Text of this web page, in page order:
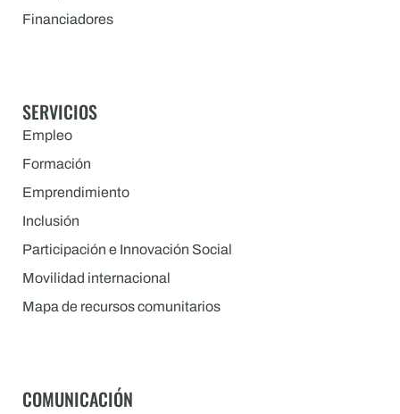
Financiadores
SERVICIOS
Empleo
Formación
Emprendimiento
Inclusión
Participación e Innovación Social
Movilidad internacional
Mapa de recursos comunitarios
COMUNICACIÓN